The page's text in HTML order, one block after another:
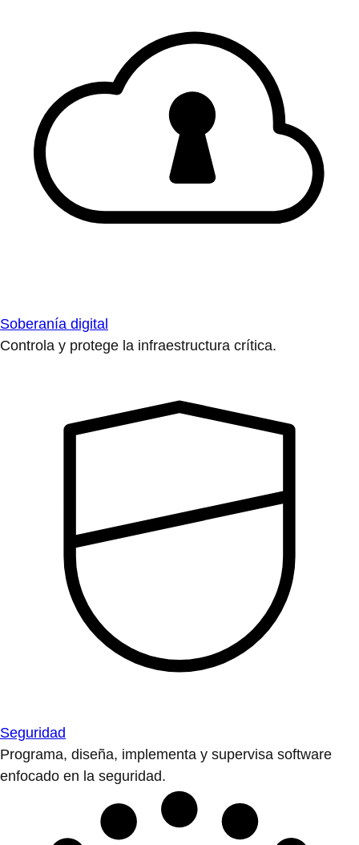
Soberanía digital
Controla y protege la infraestructura crítica.
Seguridad
Programa, diseña, implementa y supervisa software
enfocado en la seguridad.